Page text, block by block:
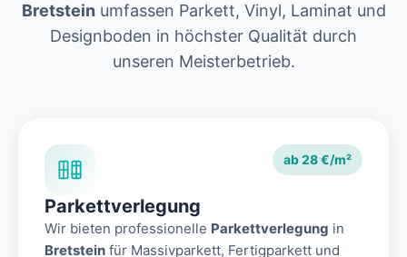
Bretstein umfassen Parkett, Vinyl, Laminat und
Designboden in höchster Qualität durch
unseren Meisterbetrieb.
ab 28 €/m²
Parkettverlegung
Wir bieten professionelle Parkettverlegung in
Bretstein für Massivparkett, Fertigparkett und